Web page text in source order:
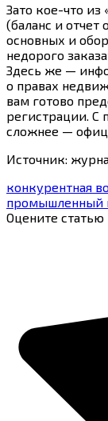
Зато кое-что из
(баланс и отчет
основных и
недорого
Здесь же —
о правах
вам готово
регистрации.
сложнее —
Источник:
конкурентная
промышленный
Оцените статью